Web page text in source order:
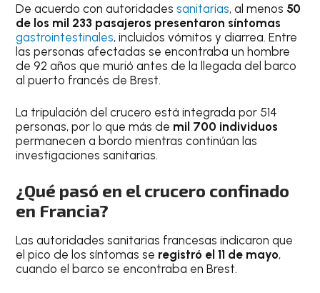
De acuerdo con autoridadessanitarias, al menos 50
de los mil 233 pasajeros presentaron síntomas
gastrointestinales, incluidos vómitos y diarrea. Entre
las personas afectadas se encontraba un hombre
de 92 años que murió antes de la llegada del barco
al puerto francés de Brest.
La tripulación del crucero está integrada por 514
personas, por lo que más de mil 700 individuos
permanecen a bordo mientras continúan las
investigaciones sanitarias.
¿Qué pasó en el crucero confinado
en Francia?
Las autoridades sanitarias francesas indicaron que
el pico de los síntomas se registró el 11 de mayo,
cuando el barco se encontraba en Brest.